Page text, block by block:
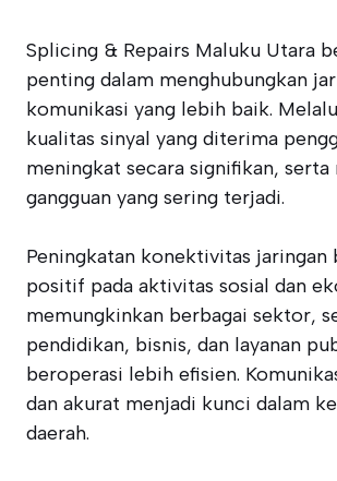
Splicing & Repairs Maluku Utara
penting dalam menghubungkan
komunikasi yang lebih baik.
kualitas sinyal yang diterima
meningkat secara signifikan, serta
gangguan yang sering terjadi.
Peningkatan konektivitas jaringan
positif pada aktivitas sosial dan
memungkinkan berbagai sektor,
pendidikan, bisnis, dan layanan
beroperasi lebih efisien.
dan akurat menjadi kunci dalam
daerah.